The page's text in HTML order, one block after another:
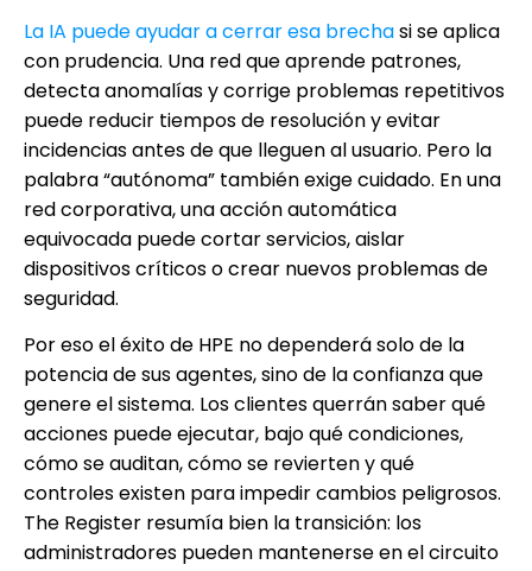
La IA puede ayudar a cerrar esa brechasi se aplica
con prudencia. Una red que aprende patrones,
detecta anomalías y corrige problemas repetitivos
puede reducir tiempos de resolución y evitar
incidencias antes de que lleguen al usuario. Pero la
palabra “autónoma” también exige cuidado. En una
red corporativa, una acción automática
equivocada puede cortar servicios, aislar
dispositivos críticos o crear nuevos problemas de
seguridad.
Por eso el éxito de HPE no dependerá solo de la
potencia de sus agentes, sino de la confianza que
genere el sistema. Los clientes querrán saber qué
acciones puede ejecutar, bajo qué condiciones,
cómo se auditan, cómo se revierten y qué
controles existen para impedir cambios peligrosos.
The Register resumía bien la transición: los
administradores pueden mantenerse en el circuito